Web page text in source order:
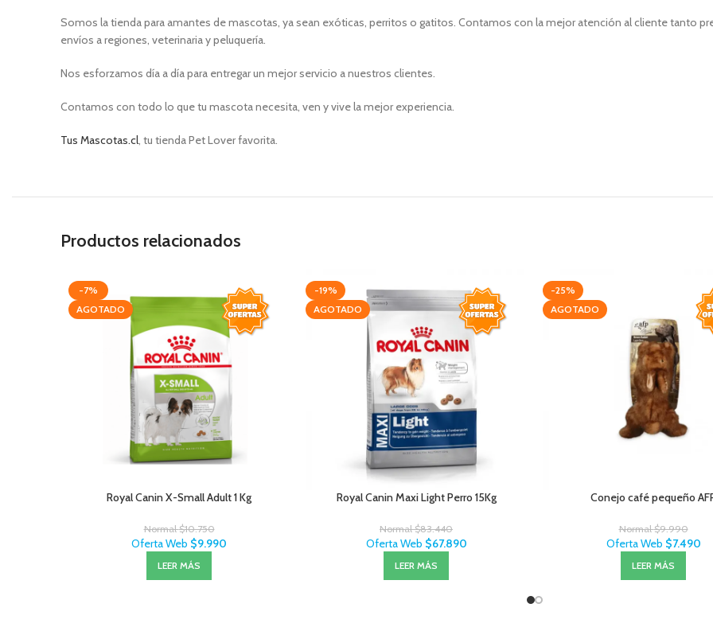
Somos la tienda para amantes de mascotas, ya sean exóticas, perritos o gatitos. Contamos con la mejor atención al cliente tanto
envíos a regiones, veterinaria y peluquería.
Nos esforzamos día a día para entregar un mejor servicio a nuestros clientes.
Contamos con todo lo que tu mascota necesita, ven y vive la mejor experiencia.
Tus Mascotas.cl, tu tienda Pet Lover favorita.
Productos relacionados
-7%
AGOTADO
Royal Canin X-Small Adult 1 Kg
Normal$10.750
Oferta Web $9.990
LEER MÁS
-19%
AGOTADO
Royal Canin Maxi Light Perro 15Kg
Normal$83.440
Oferta Web $67.890
LEER MÁS
-25%
AGOTADO
Conejo café pequeño
Normal$9.990
Oferta Web $7.490
LEER MÁS